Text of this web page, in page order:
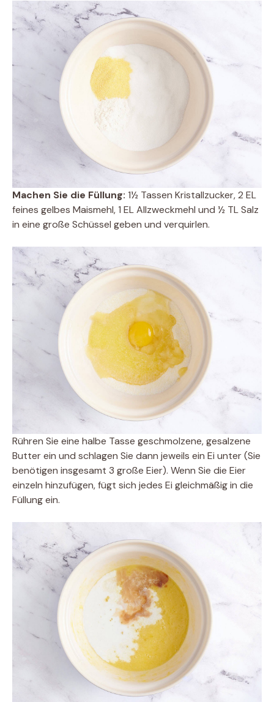
Machen Sie die Füllung: 1½ Tassen Kristallzucker, 2 EL
feines gelbes Maismehl, 1 EL Allzweckmehl und ½ TL Salz
in eine große Schüssel geben und verquirlen.
Rühren Sie eine halbe Tasse geschmolzene, gesalzene
Butter ein und schlagen Sie dann jeweils ein Ei unter (Sie
benötigen insgesamt 3 große Eier). Wenn Sie die Eier
einzeln hinzufügen, fügt sich jedes Ei gleichmäßig in die
Füllung ein.